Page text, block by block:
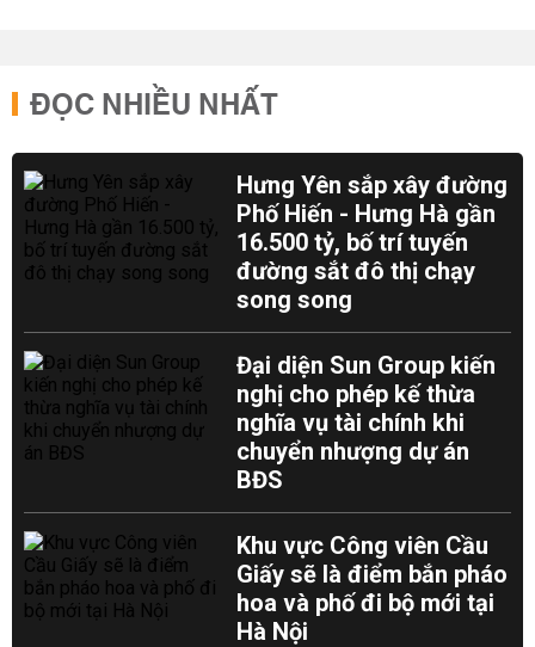
ĐỌC NHIỀU NHẤT
Hưng Yên sắp xây đường
Phố Hiến - Hưng Hà gần
16.500 tỷ, bố trí tuyến
đường sắt đô thị chạy
song song
Đại diện Sun Group kiến
nghị cho phép kế thừa
nghĩa vụ tài chính khi
chuyển nhượng dự án
BĐS
Khu vực Công viên Cầu
Giấy sẽ là điểm bắn pháo
hoa và phố đi bộ mới tại
Hà Nội